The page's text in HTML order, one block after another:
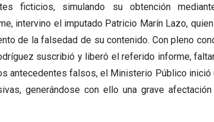
ficticios, simulando su obtención
intervino el imputado Patricio Marín Lazo,
de la falsedad de su contenido. Con pleno
suscribió y liberó el referido informe,
antecedentes falsos, el Ministerio Público inició
generándose con ello una grave